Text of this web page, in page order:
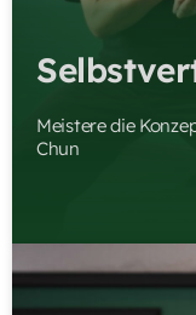
Meistere die
Chun